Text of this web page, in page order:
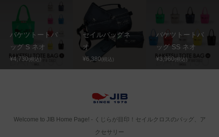
バケツトートバ
ッグ S ネオ
¥4,730(税込)
セイルバッグネ
オ
¥6,380(税込)
バケツトートバ
ッグ SS ネオ
¥3,960(税込)
Welcome to JIB Home Page! ‐ くじらが目印！セイルクロスのバッグ、ア
クセサリー